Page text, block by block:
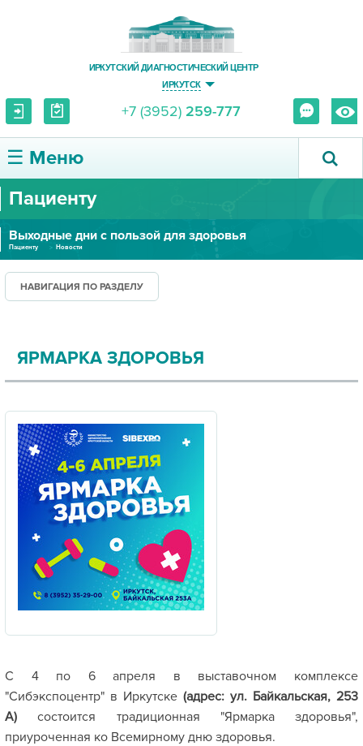
ИРКУТСКИЙ ДИАГНОСТИЧЕСКИЙ ЦЕНТР
ИРКУТСК
+7 (3952) 259-777
☰ Меню
О ЦЕНТРЕ
УСЛУГИ И ЦЕНЫ
ПАЦИЕНТУ
ПРАВОВАЯ ИНФОРМАЦИЯ
Пациенту
Выходные дни с пользой для здоровья
Пациенту Новости
НАВИГАЦИЯ ПО РАЗДЕЛУ
ЯРМАРКА ЗДОРОВЬЯ
С 4 по 6 апреля в выставочном комплексе
"Сибэкспоцентр" в Иркутске (адрес: ул. Байкальская, 253
А) состоится традиционная "Ярмарка здоровья",
приуроченная ко Всемирному дню здоровья.